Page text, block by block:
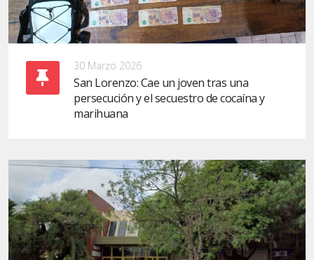
30 Marzo 2026
San Lorenzo: Cae un joven tras una
persecución y el secuestro de cocaína y
marihuana